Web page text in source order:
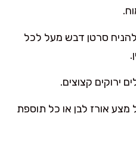
להניח סרטן דבש מעל לכל
ירוקים קצוצים.
מצע אורז לבן או כל תוספת